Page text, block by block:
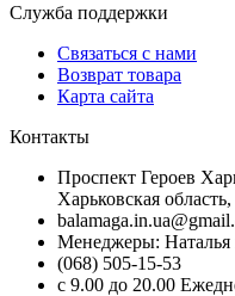
Служба поддержки
Связаться с нами
Возврат товара
Карта сайта
Контакты
Проспект Героев
Харьковская
Менеджеры: Наталья
(068) 505-15-53
с 9.00 до 20.00